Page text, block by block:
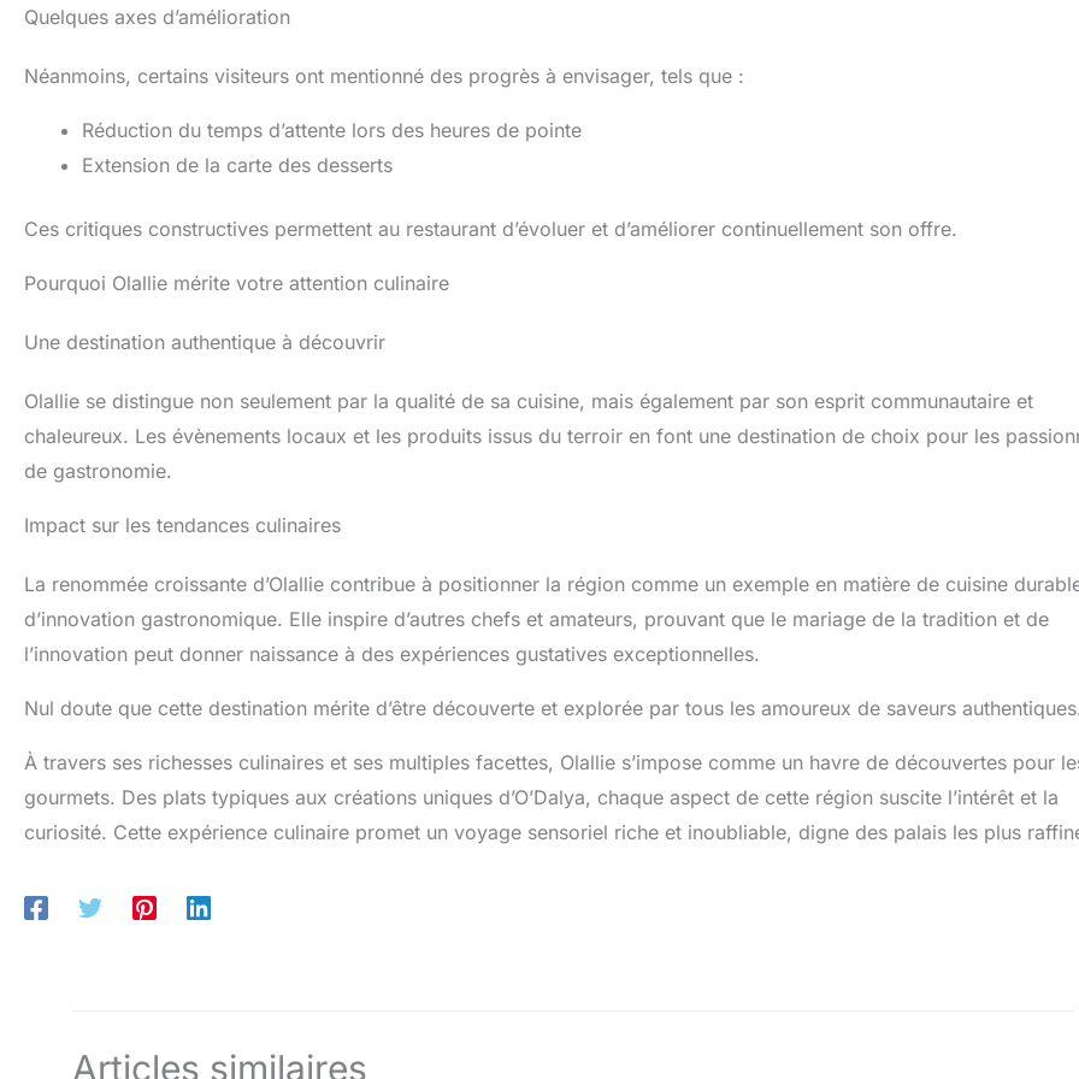
Quelques axes d’amélioration
Néanmoins, certains visiteurs ont mentionné des progrès à envisager, tels que :
Réduction du temps d’attente lors des heures de pointe
Extension de la carte des desserts
Ces critiques constructives permettent au restaurant d’évoluer et d’améliorer continuellement son offre.
Pourquoi Olallie mérite votre attention culinaire
Une destination authentique à découvrir
Olallie se distingue non seulement par la qualité de sa cuisine, mais également par son esprit communautaire et
chaleureux. Les évènements locaux et les produits issus du terroir en font une destination de choix pour les
de gastronomie.
Impact sur les tendances culinaires
La renommée croissante d’Olallie contribue à positionner la région comme un exemple en matière de cuisine
d’innovation gastronomique. Elle inspire d’autres chefs et amateurs, prouvant que le mariage de la tradition et de
l’innovation peut donner naissance à des expériences gustatives exceptionnelles.
Nul doute que cette destination mérite d’être découverte et explorée par tous les amoureux de saveurs
À travers ses richesses culinaires et ses multiples facettes, Olallie s’impose comme un havre de découvertes pour
gourmets. Des plats typiques aux créations uniques d’O’Dalya, chaque aspect de cette région suscite l’intérêt et la
curiosité. Cette expérience culinaire promet un voyage sensoriel riche et inoubliable, digne des palais les plus
Articles similaires